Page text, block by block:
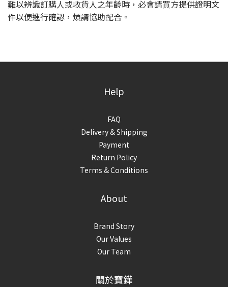
難以辨識訂購人或收貨人之年齡時，必會請買方提供證明文
件以便進行確認，煩請協助配合。
Help
FAQ
Delivery & Shipping
Payment
Return Policy
Terms & Conditions
About
Brand Story
Our Values
Our Team
關於寶鏵